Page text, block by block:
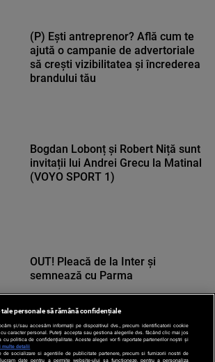
(P) Ești antreprenor? Află cum te
ajută o campanie de advertoriale
să crești vizibilitatea și încrederea
brandului tău
Bogdan Lobonț și Robert Niță sunt
invitații lui Andrei Grecu la Matinal
(VOYO SPORT 1)
OUT! Pleacă de la Inter și
semnează cu Parma
tale personale să rămână confidențiale
și/sau accesăm informații pe dispozitivul dvs., precum identificatorii cookie
caracter personal. Puteți accepta sau gestiona alegerile dvs. făcând clic mai jos
cu politica de confidențialitate. Aceste alegeri vor fi raportate partenerilor noștri și
multe detalii
de socializare si agentiile de publicitate partenere, precum si furnizorii nostri de
date pentru a permite website-ului sa functioneze, pentru a personaliza